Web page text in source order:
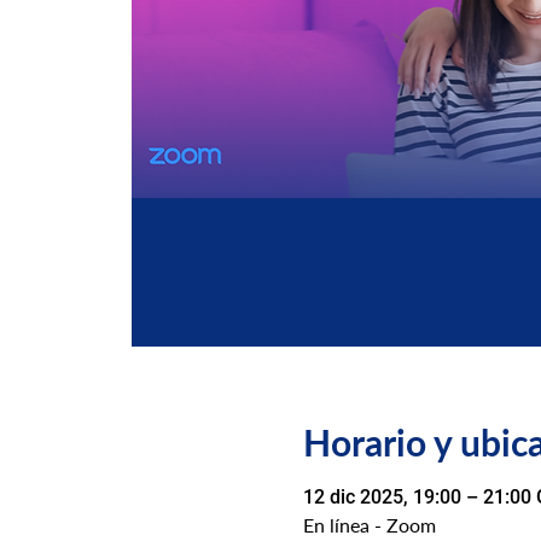
Horario y
12 dic 2025, 19:00 – 21:00
En línea - Zoom